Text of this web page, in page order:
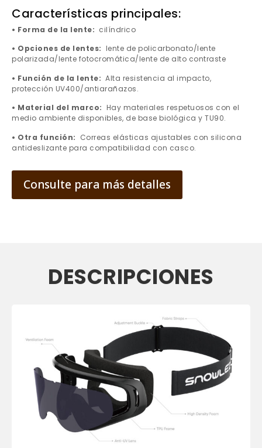
Características principales:
• Forma de la lente: cilíndrico
• Opciones de lentes: lente de policarbonato/lente
polarizada/lente fotocromática/lente de alto contraste
• Función de la lente: Alta resistencia al impacto,
protección UV400/antiarañazos.
• Material del marco: Hay materiales respetuosos con el
medio ambiente disponibles, de base biológica y TU90.
• Otra función: Correas elásticas ajustables con silicona
antideslizante para compatibilidad con casco.
Consulte para más detalles
DESCRIPCIONES